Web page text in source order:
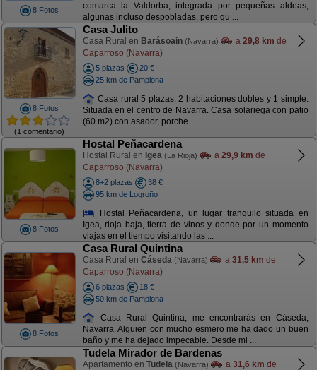
8 Fotos
comarca la Valdorba, integrada por pequeñas aldeas,
algunas incluso despobladas, pero qu ...
8 Fotos
(1 comentario)
Casa Julito
Casa Rural en Barásoain (Navarra) a 29,8 km de
Caparroso (Navarra)
5 plazas
20 €
25 km de Pamplona
Casa rural 5 plazas. 2 habitaciones dobles y 1 simple.
Situada en el centro de Navarra. Casa solariega con patio
(60 m2) con asador, porche ...
8 Fotos
Hostal Peñacardena
Hostal Rural en Igea (La Rioja) a 29,9 km de
Caparroso (Navarra)
8+2 plazas
38 €
95 km de Logroño
Hostal Peñacardena, un lugar tranquilo situada en
Igea, rioja baja, tierra de vinos y donde por un momento
viajas en el tiempo visitando las ...
8 Fotos
Casa Rural Quintina
Casa Rural en Cáseda (Navarra) a 31,5 km de
Caparroso (Navarra)
6 plazas
18 €
50 km de Pamplona
Casa Rural Quintina, me encontrarás en Cáseda,
Navarra. Alguien con mucho esmero me ha dado un buen
baño y me ha dejado impecable. Desde mi ...
Tudela Mirador de Bardenas
Apartamento en Tudela (Navarra) a 31,6 km de